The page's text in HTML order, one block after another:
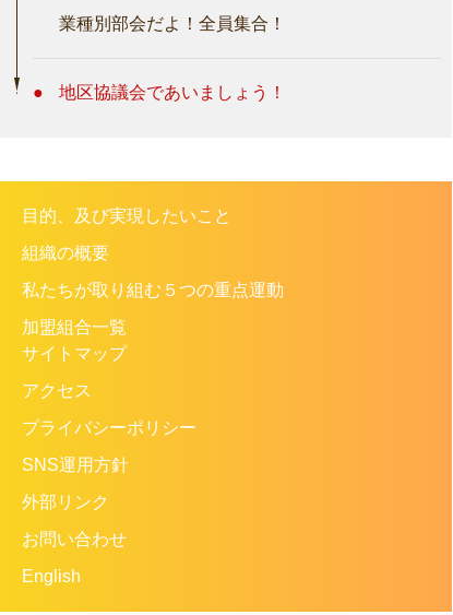
業種別部会だよ！全員集合！
地区協議会であいましょう！
目的、及び実現したいこと
組織の概要
私たちが取り組む５つの重点運動
加盟組合一覧
サイトマップ
アクセス
プライバシーポリシー
SNS運用方針
外部リンク
お問い合わせ
English